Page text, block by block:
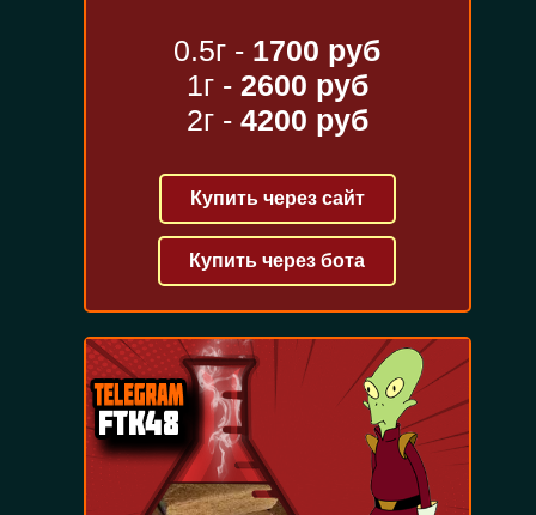
0.5г - 1700 руб
1г - 2600 руб
2г - 4200 руб
Купить через сайт
Купить через бота